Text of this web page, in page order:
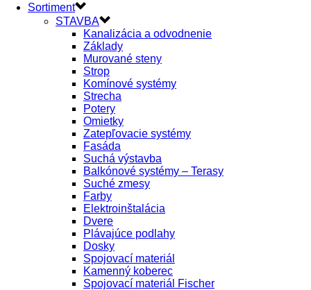
Sortiment
STAVBA
Kanalizácia a odvodnenie
Základy
Murované steny
Strop
Komínové systémy
Strecha
Potery
Omietky
Zatepľovacie systémy
Fasáda
Suchá výstavba
Balkónové systémy – Terasy
Suché zmesy
Farby
Elektroinštalácia
Dvere
Plávajúce podlahy
Dosky
Spojovací materiál
Kamenný koberec
Spojovací materiál Fischer